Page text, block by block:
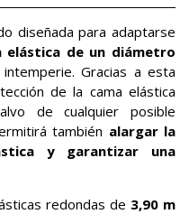
diseñada para adaptarse
elástica de un diámetro
Gracias a esta
de la cama elástica
de cualquier posible
también alargar la
y garantizar una
redondas de 3,90 m